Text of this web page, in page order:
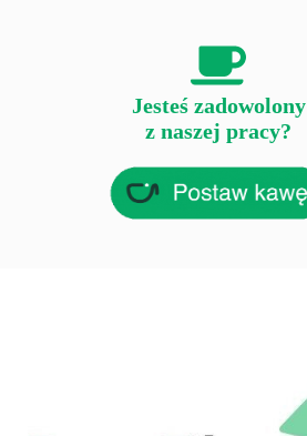
Jesteś zadowolony
z naszej pracy?